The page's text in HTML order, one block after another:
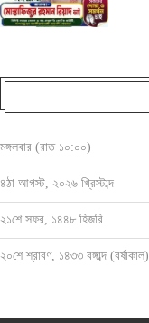
মঙ্গলবার (রাত ১০:০০)
৪ঠা আগস্ট, ২০২৬ খ্রিস্টাব্দ
২১শে সফর, ১৪৪৮ হিজরি
২০শে শ্রাবণ, ১৪৩৩ বঙ্গাব্দ (বর্ষাকাল)